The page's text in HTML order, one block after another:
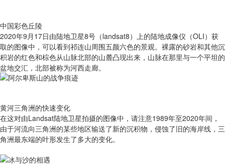
中国彩色丘陵
2020年9月17日由陆地卫星8号（landsat8）上的陆地成像仪（OLI）获
取的图像中，可以看到祁连山周围五颜六色的景观。裸露的砂岩和其他沉
积岩的红色和棕色从山脉北部的山麓凸现出来，山脉在那里与一个平坦的
盆地交汇，北部被称为河西走廊。
黄河三角洲的快速变化
在这对由Landsat陆地卫星拍摄的图像中，请注意1989年至2020年间，
由于河流向三角洲的某些地区输送了新的沉积物，侵蚀了旧的海岸线，三
角洲最东端的叶形发生了多大的变化。